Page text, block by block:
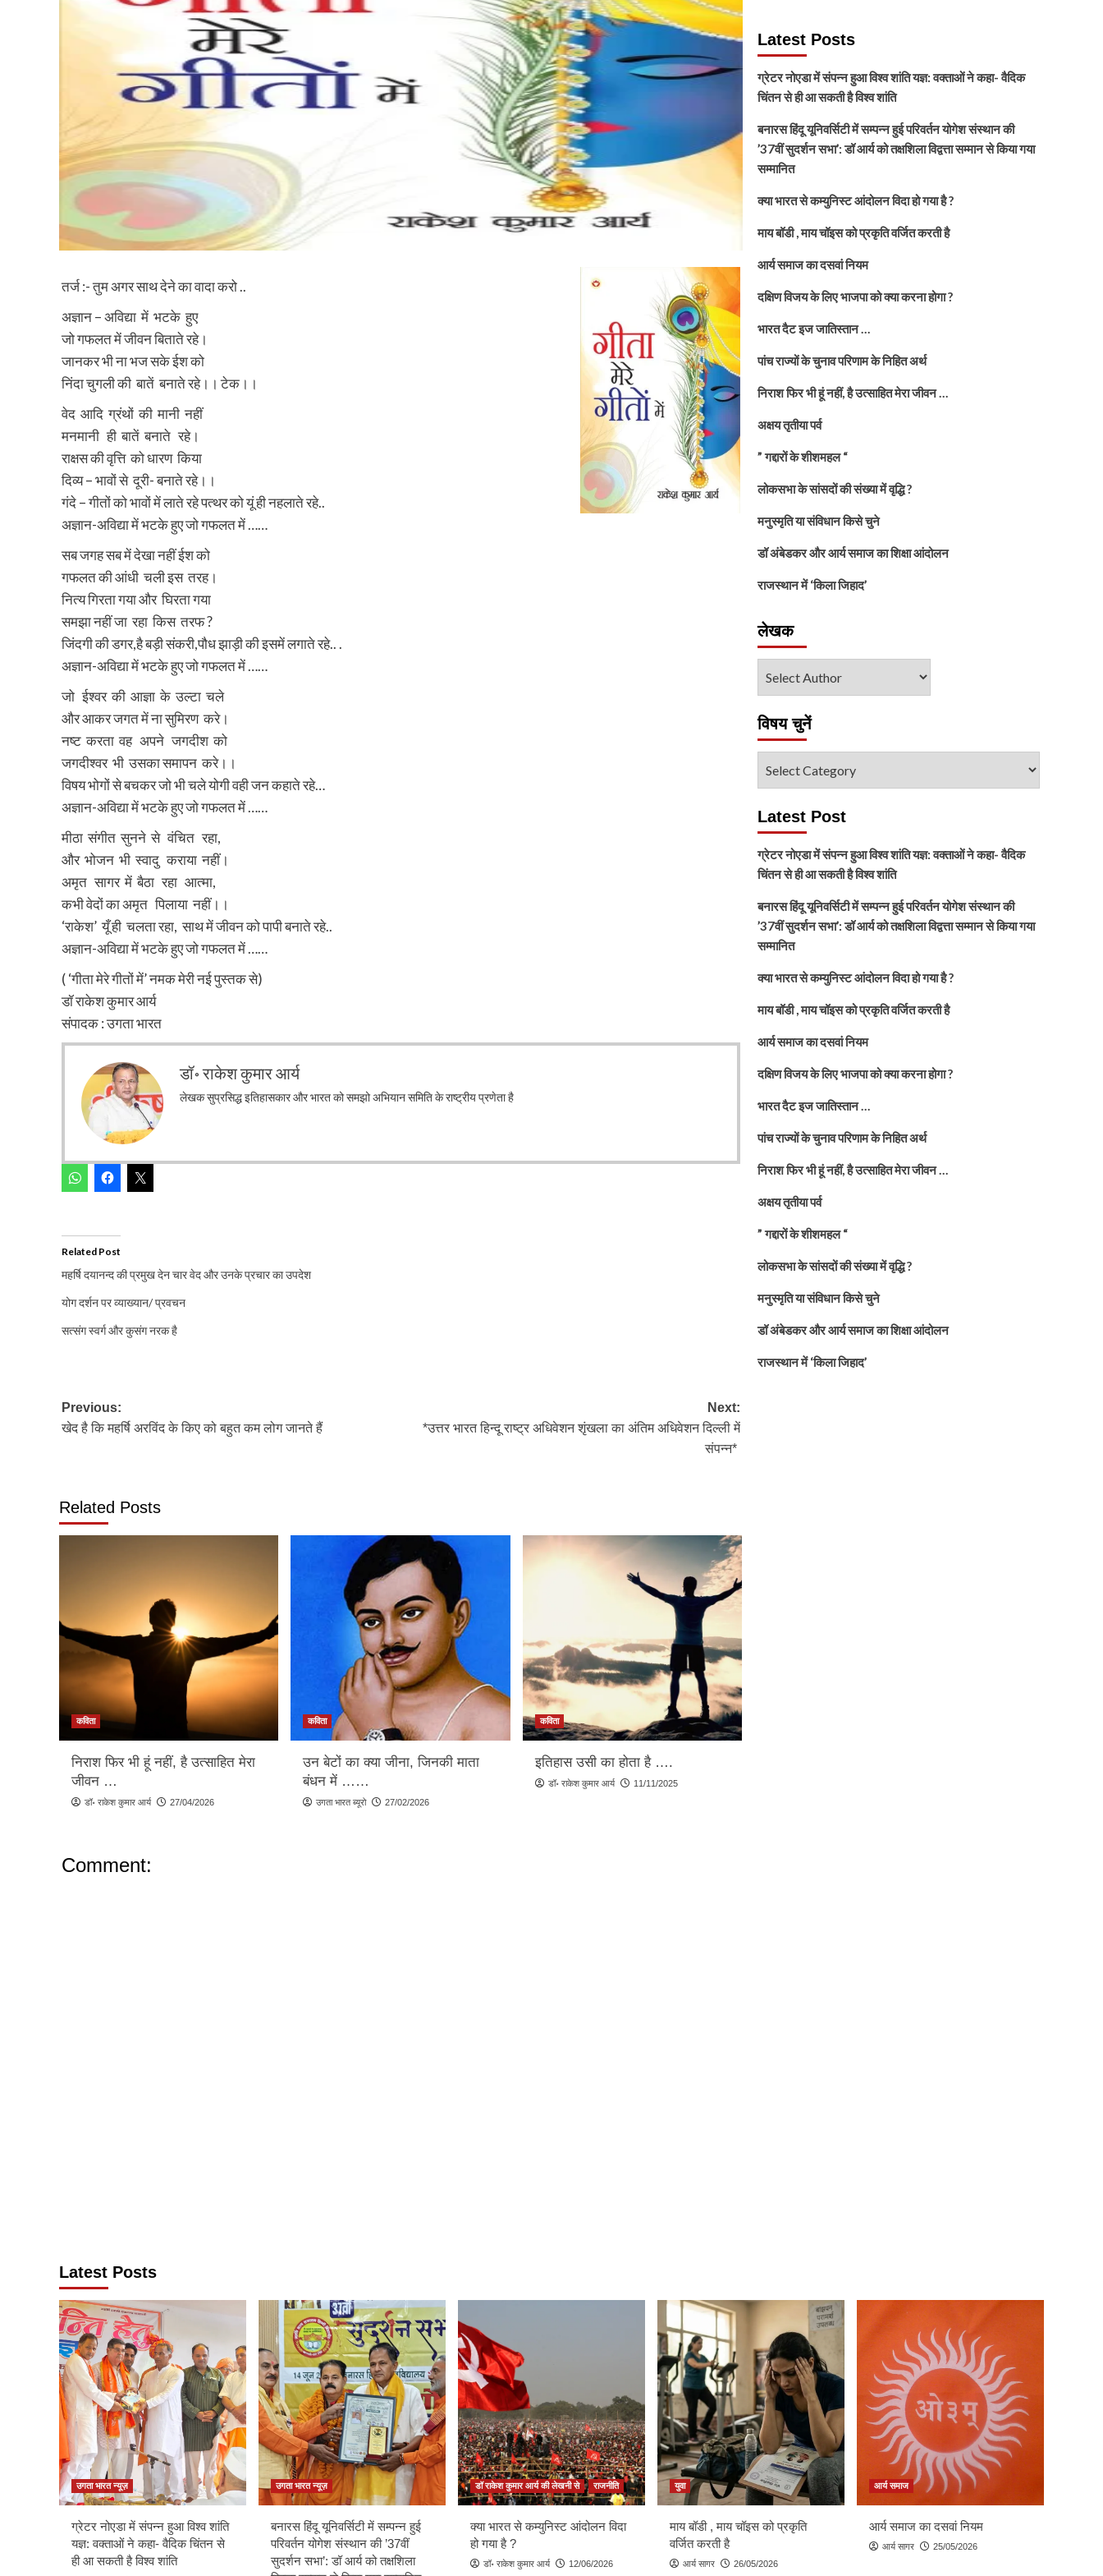
तर्ज :- तुम अगर साथ देने का वादा करो ..
अज्ञान – अविद्या में भटके हुए
जो गफलत में जीवन बिताते रहे।
जानकर भी ना भज सके ईश को
निंदा चुगली की बातें बनाते रहे।। टेक।।
वेद आदि ग्रंथों की मानी नहीं
मनमानी ही बातें बनाते रहे।
राक्षस की वृत्ति को धारण किया
दिव्य – भावों से दूरी- बनाते रहे।।
गंदे – गीतों को भावों में लाते रहे पत्थर को यूं ही नहलाते रहे..
अज्ञान-अविद्या में भटके हुए जो गफलत में ……
सब जगह सब में देखा नहीं ईश को
गफलत की आंधी चली इस तरह।
नित्य गिरता गया और घिरता गया
समझा नहीं जा रहा किस तरफ ?
जिंदगी की डगर,है बड़ी संकरी,पौध झाड़ी की इसमें लगाते रहे.. .
अज्ञान-अविद्या में भटके हुए जो गफलत में ……
जो ईश्वर की आज्ञा के उल्टा चले
और आकर जगत में ना सुमिरण करे।
नष्ट करता वह अपने जगदीश को
जगदीश्वर भी उसका समापन करे।।
विषय भोगों से बचकर जो भी चले योगी वही जन कहाते रहे…
अज्ञान-अविद्या में भटके हुए जो गफलत में ……
मीठा संगीत सुनने से वंचित रहा,
और भोजन भी स्वादु कराया नहीं।
अमृत सागर में बैठा रहा आत्मा,
कभी वेदों का अमृत पिलाया नहीं।।
‘राकेश’ यूँ ही चलता रहा, साथ में जीवन को पापी बनाते रहे..
अज्ञान-अविद्या में भटके हुए जो गफलत में ……
( ‘गीता मेरे गीतों में’ नमक मेरी नई पुस्तक से)
डॉ राकेश कुमार आर्य
संपादक : उगता भारत
डॉ॰ राकेश कुमार आर्य
लेखक सुप्रसिद्ध इतिहासकार और भारत को समझो अभियान समिति के राष्ट्रीय प्रणेता है
Related Post
महर्षि दयानन्द की प्रमुख देन चार वेद और उनके प्रचार का उपदेश
योग दर्शन पर व्याख्यान/ प्रवचन
सत्संग स्वर्ग और कुसंग नरक है
Post
navigation
Previous:
खेद है कि महर्षि अरविंद के किए को बहुत कम लोग जानते हैं
Next:
*उत्तर भारत हिन्दू राष्ट्र अधिवेशन शृंखला का अंतिम अधिवेशन दिल्ली में
संपन्न*
Related Posts
कविता
निराश फिर भी हूं नहीं, है उत्साहित मेरा
जीवन …
डॉ॰ राकेश कुमार आर्य 27/04/2026
कविता
उन बेटों का क्या जीना, जिनकी माता
बंधन में ……
उगता भारत ब्यूरो 27/02/2026
कविता
इतिहास उसी का होता है ….
डॉ॰ राकेश कुमार आर्य 11/11/2025
Comment:
Latest Posts
ग्रेटर नोएडा में संपन्न हुआ विश्व शांति यज्ञ: वक्ताओं ने कहा- वैदिक
चिंतन से ही आ सकती है विश्व शांति
बनारस हिंदू यूनिवर्सिटी में सम्पन्न हुई परिवर्तन योगेश संस्थान की
’37वीं सुदर्शन सभा’: डॉ आर्य को तक्षशिला विद्वत्ता सम्मान से किया गया
सम्मानित
क्या भारत से कम्युनिस्ट आंदोलन विदा हो गया है ?
माय बॉडी , माय चॉइस को प्रकृति वर्जित करती है
आर्य समाज का दसवां नियम
दक्षिण विजय के लिए भाजपा को क्या करना होगा ?
भारत दैट इज जातिस्तान …
पांच राज्यों के चुनाव परिणाम के निहित अर्थ
निराश फिर भी हूं नहीं, है उत्साहित मेरा जीवन …
अक्षय तृतीया पर्व
” गद्दारों के शीशमहल “
लोकसभा के सांसदों की संख्या में वृद्धि ?
मनुस्मृति या संविधान किसे चुने
डॉ अंबेडकर और आर्य समाज का शिक्षा आंदोलन
राजस्थान में ‘किला जिहाद’
लेखक
विषय चुनें
Latest Post
ग्रेटर नोएडा में संपन्न हुआ विश्व शांति यज्ञ: वक्ताओं ने कहा- वैदिक
चिंतन से ही आ सकती है विश्व शांति
बनारस हिंदू यूनिवर्सिटी में सम्पन्न हुई परिवर्तन योगेश संस्थान की
’37वीं सुदर्शन सभा’: डॉ आर्य को तक्षशिला विद्वत्ता सम्मान से किया गया
सम्मानित
क्या भारत से कम्युनिस्ट आंदोलन विदा हो गया है ?
माय बॉडी , माय चॉइस को प्रकृति वर्जित करती है
आर्य समाज का दसवां नियम
दक्षिण विजय के लिए भाजपा को क्या करना होगा ?
भारत दैट इज जातिस्तान …
पांच राज्यों के चुनाव परिणाम के निहित अर्थ
निराश फिर भी हूं नहीं, है उत्साहित मेरा जीवन …
अक्षय तृतीया पर्व
” गद्दारों के शीशमहल “
लोकसभा के सांसदों की संख्या में वृद्धि ?
मनुस्मृति या संविधान किसे चुने
डॉ अंबेडकर और आर्य समाज का शिक्षा आंदोलन
राजस्थान में ‘किला जिहाद’
Latest Posts
उगता भारत न्यूज़
ग्रेटर नोएडा में संपन्न हुआ विश्व शांति
यज्ञ: वक्ताओं ने कहा- वैदिक चिंतन से
ही आ सकती है विश्व शांति
उगता भारत न्यूज़
बनारस हिंदू यूनिवर्सिटी में सम्पन्न हुई
परिवर्तन योगेश संस्थान की ’37वीं
सुदर्शन सभा’: डॉ आर्य को तक्षशिला
डॉ राकेश कुमार आर्य की लेखनी से राजनीति
क्या भारत से कम्युनिस्ट आंदोलन विदा
हो गया है ?
डॉ॰ राकेश कुमार आर्य 12/06/2026
युवा
माय बॉडी , माय चॉइस को प्रकृति
वर्जित करती है
आर्य सागर 26/05/2026
आर्य समाज
आर्य समाज का दसवां नियम
आर्य सागर 25/05/2026